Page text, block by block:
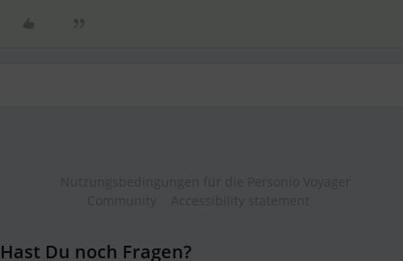
Hast Du noch Fragen?